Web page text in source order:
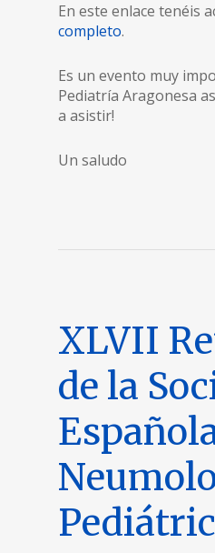
En este enlace tenéis
completo.
Es un evento muy
Pediatría Aragonesa
a asistir!
Un saludo
XLVII
de la